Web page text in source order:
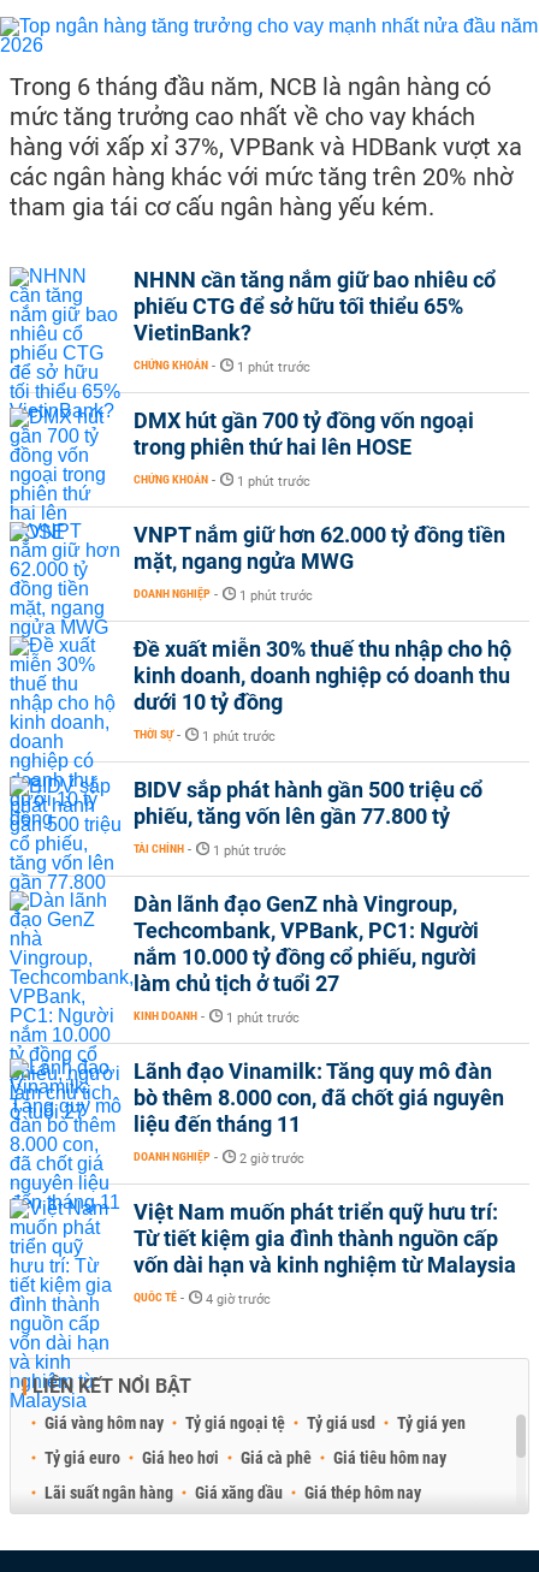
Trong 6 tháng đầu năm, NCB là ngân hàng có
mức tăng trưởng cao nhất về cho vay khách
hàng với xấp xỉ 37%, VPBank và HDBank vượt xa
các ngân hàng khác với mức tăng trên 20% nhờ
tham gia tái cơ cấu ngân hàng yếu kém.
NHNN cần tăng nắm giữ bao nhiêu cổ
phiếu CTG để sở hữu tối thiểu 65%
VietinBank?
CHỨNG KHOÁN - 1 phút trước
DMX hút gần 700 tỷ đồng vốn ngoại
trong phiên thứ hai lên HOSE
CHỨNG KHOÁN - 1 phút trước
VNPT nắm giữ hơn 62.000 tỷ đồng tiền
mặt, ngang ngửa MWG
DOANH NGHIỆP - 1 phút trước
Đề xuất miễn 30% thuế thu nhập cho hộ
kinh doanh, doanh nghiệp có doanh thu
dưới 10 tỷ đồng
THỜI SỰ - 1 phút trước
BIDV sắp phát hành gần 500 triệu cổ
phiếu, tăng vốn lên gần 77.800 tỷ
TÀI CHÍNH - 1 phút trước
Dàn lãnh đạo GenZ nhà Vingroup,
Techcombank, VPBank, PC1: Người
nắm 10.000 tỷ đồng cổ phiếu, người
làm chủ tịch ở tuổi 27
KINH DOANH - 1 phút trước
Lãnh đạo Vinamilk: Tăng quy mô đàn
bò thêm 8.000 con, đã chốt giá nguyên
liệu đến tháng 11
DOANH NGHIỆP - 2 giờ trước
Việt Nam muốn phát triển quỹ hưu trí:
Từ tiết kiệm gia đình thành nguồn cấp
vốn dài hạn và kinh nghiệm từ Malaysia
QUỐC TẾ - 4 giờ trước
LIÊN KẾT NỔI BẬT
Giá vàng hôm nay Tỷ giá ngoại tệ Tỷ giá usd
Tỷ giá yen
Tỷ giá euro
Giá heo hơi Giá cà phê
Giá tiêu hôm nay
Lãi suất ngân hàng
Giá xăng dầu
Giá thép hôm nay